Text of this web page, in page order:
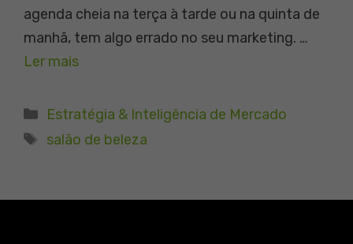
agenda cheia na terça à tarde ou na quinta de
manhã, tem algo errado no seu marketing. …
Ler mais
Categorias
Estratégia & Inteligência de Mercado
Tags
salão de beleza